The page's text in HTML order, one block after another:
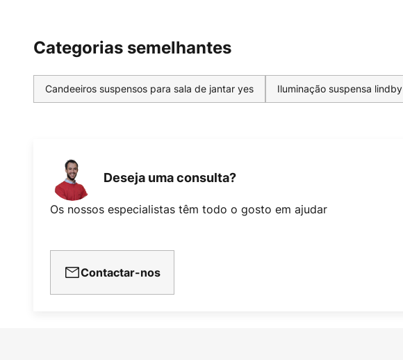
Categorias semelhantes
Candeeiros suspensos para sala de jantar yes Iluminação suspensa lindby
Deseja uma consulta?
Os nossos especialistas têm todo o gosto em ajudar
Contactar-nos